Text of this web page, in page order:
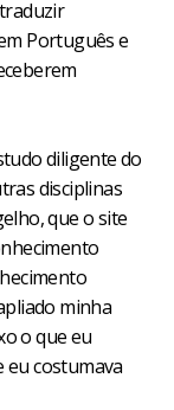
Português e
diligente do
disciplinas
que o site
minha
o que eu
eu costumava